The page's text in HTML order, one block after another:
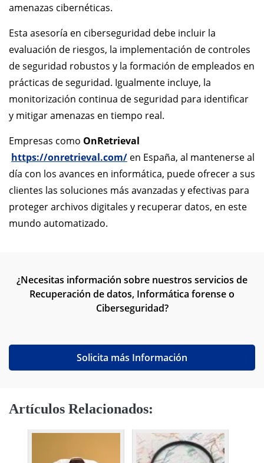
amenazas cibernéticas.
Esta asesoría en ciberseguridad debe incluir la
evaluación de riesgos, la implementación de controles
de seguridad robustos y la formación de empleados en
prácticas de seguridad. Igualmente incluye, la
monitorización continua de seguridad para identificar
y mitigar amenazas en tiempo real.
Empresas como OnRetrieval
https://onretrieval.com/ en España, al mantenerse al
día con los avances en informática, puede ofrecer a sus
clientes las soluciones más avanzadas y efectivas para
proteger archivos digitales y recuperar datos, en este
mundo automatizado.
¿Necesitas información sobre nuestros servicios de
Recuperación de datos, Informática forense o
Ciberseguridad?
Solicita más Información
Artículos Relacionados: